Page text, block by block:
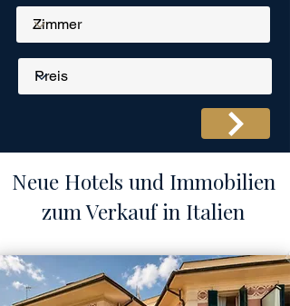
Neue Hotels und Immobilien
zum Verkauf in Italien